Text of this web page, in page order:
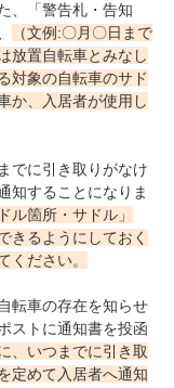
、「警告札・告知
（文例:〇月〇日まで
放置自転車とみなし
対象の自転車のサド
か、入居者が使用し
でに引き取りがなけ
知することになりま
ル箇所・サドル」
きるようにしておく
ください。
転車の存在を知らせ
ストに通知書を投函
、いつまでに引き取
定めて入居者へ通知